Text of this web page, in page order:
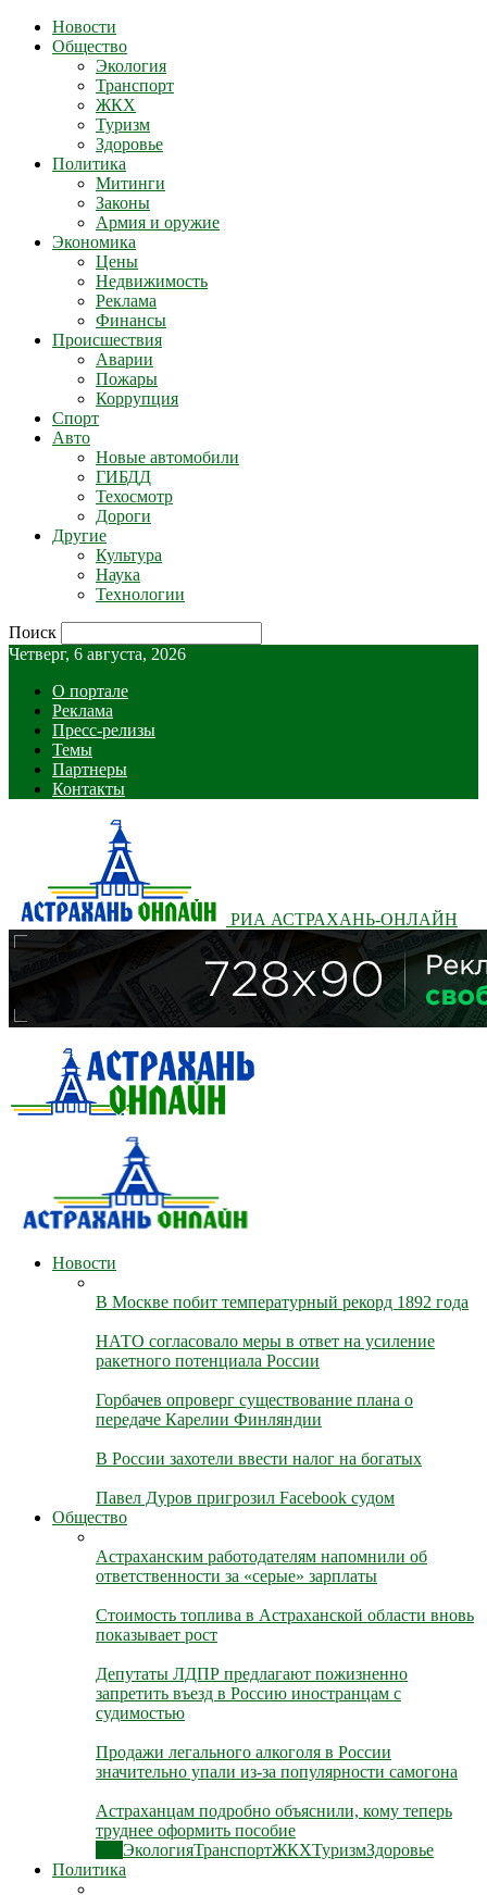
Новости
Общество
Экология
Транспорт
ЖКХ
Туризм
Здоровье
Политика
Митинги
Законы
Армия и оружие
Экономика
Цены
Недвижимость
Реклама
Финансы
Происшествия
Аварии
Пожары
Коррупция
Спорт
Авто
Новые автомобили
ГИБДД
Техосмотр
Дороги
Другие
Культура
Наука
Технологии
Поиск
Четверг, 6 августа, 2026
О портале
Реклама
Пресс-релизы
Темы
Партнеры
Контакты
РИА АСТРАХАНЬ-ОНЛАЙН
Новости
В Москве побит температурный рекорд 1892 года
НАТО согласовало меры в ответ на усиление
ракетного потенциала России
Горбачев опроверг существование плана о
передаче Карелии Финляндии
В России захотели ввести налог на богатых
Павел Дуров пригрозил Facebook судом
Общество
Астраханским работодателям напомнили об
ответственности за «серые» зарплаты
Стоимость топлива в Астраханской области вновь
показывает рост
Депутаты ЛДПР предлагают пожизненно
запретить въезд в Россию иностранцам с
судимостью
Продажи легального алкоголя в России
значительно упали из-за популярности самогона
Астраханцам подробно объяснили, кому теперь
труднее оформить пособие
ЭкологияТранспортЖКХТуризмЗдоровье
Политика